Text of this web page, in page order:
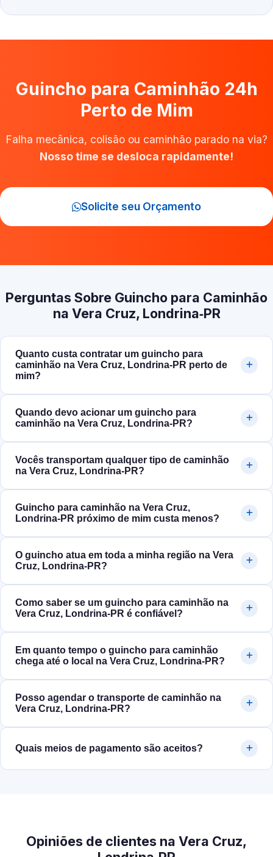
Guincho para Caminhão 24h
Perto de Mim
Falha mecânica, colisão ou caminhão parado na via?
Nosso time se desloca rapidamente!
Solicite seu Orçamento
Perguntas Sobre Guincho para Caminhão
na Vera Cruz, Londrina‑PR
Quanto custa contratar um guincho para
caminhão na Vera Cruz, Londrina‑PR perto de
mim?
Quando devo acionar um guincho para
caminhão na Vera Cruz, Londrina‑PR?
Vocês transportam qualquer tipo de caminhão
na Vera Cruz, Londrina‑PR?
Guincho para caminhão na Vera Cruz,
Londrina‑PR próximo de mim custa menos?
O guincho atua em toda a minha região na Vera
Cruz, Londrina‑PR?
Como saber se um guincho para caminhão na
Vera Cruz, Londrina‑PR é confiável?
Em quanto tempo o guincho para caminhão
chega até o local na Vera Cruz, Londrina‑PR?
Posso agendar o transporte de caminhão na
Vera Cruz, Londrina‑PR?
Quais meios de pagamento são aceitos?
Opiniões de clientes na Vera Cruz,